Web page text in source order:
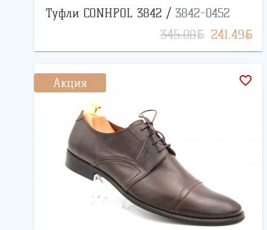
Туфли CONHPOL 3842 / 3842-0452
345.00BYN 241.49BYN
Акция favorite_border